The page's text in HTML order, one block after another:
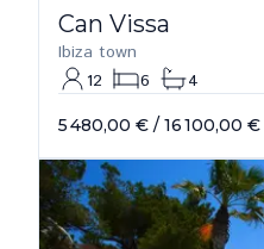
Can Vissa
Ibiza town
12
6 4
5 480,00 € / 16 100,00 €